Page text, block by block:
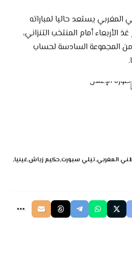
يستعد حاليا لمباراته
أمام المنتخب التنزاني،
المجموعة السادسة لحساب
المغربيتيلي سبورتحكيم زياشغينيا